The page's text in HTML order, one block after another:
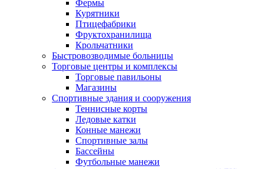
Фермы
Курятники
Птицефабрики
Фруктохранилища
Крольчатники
Быстровозводимые больницы
Торговые центры и комплексы
Торговые павильоны
Магазины
Спортивные здания и сооружения
Теннисные корты
Ледовые катки
Конные манежи
Спортивные залы
Бассейны
Футбольные манежи